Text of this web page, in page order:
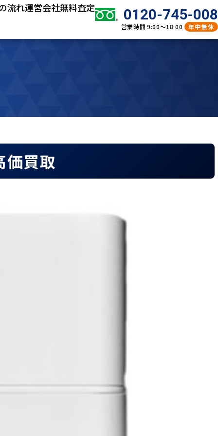
流れ運営会社無料査定 0120-745-008
営業時間 9:00～18:00 年中無休
買取